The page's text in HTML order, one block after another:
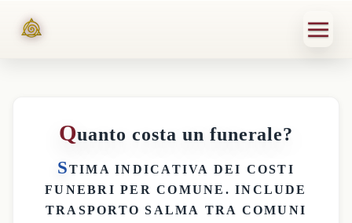
Quanto costa un funerale?
STIMA INDICATIVA DEI COSTI
FUNEBRI PER COMUNE . INCLUDE
TRASPORTO SALMA TRA COMUNI